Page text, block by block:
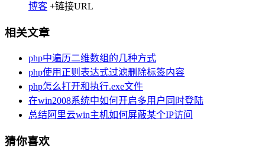
博客 +链接URL
相关文章
php中遍历二维数组的几种方式
php使用正则表达式过滤删除标签内容
php怎么打开和执行.exe文件
在win2008系统中如何开启多用户同时登陆
总结阿里云win主机如何屏蔽某个IP访问
猜你喜欢